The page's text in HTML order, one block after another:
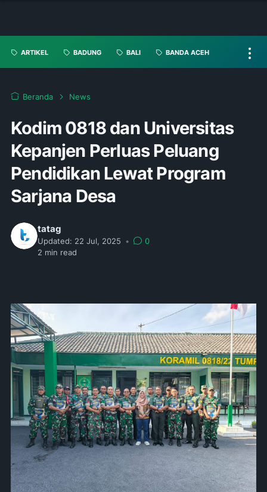
ARTIKEL BADUNG BALI BANDA ACEH
Beranda News
Kodim 0818 dan Universitas
Kepanjen Perluas Peluang
Pendidikan Lewat Program
Sarjana Desa
tatag
Updated: 22 Jul, 2025 •
0
2 min read